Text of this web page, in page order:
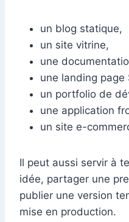
un blog statique,
un site vitrine,
une
une landing page
un portfolio de
une application
un site e-
Il peut aussi servir à
idée, partager une
publier une version
mise en production.